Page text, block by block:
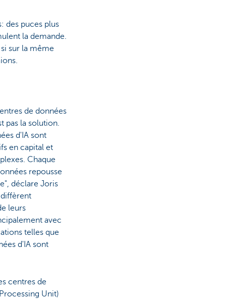
des puces plus
la demande.
sur la même
de données
pas la solution.
d'IA sont
en capital et
Chaque
repousse
déclare Joris
diffèrent
leurs
avec
telles que
d'IA sont
centres de
Unit)